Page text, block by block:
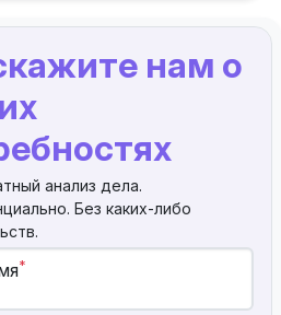
нам о
анализ дела.
Без каких-либо
*